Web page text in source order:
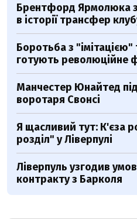
Брентфорд Ярмолюка
в історії трансфер
Боротьба з "імітацією"
готують революційне
Манчестер Юнайтед
воротаря Свонсі
Я щасливий тут: К'єза
розділ" у Ліверпулі
Ліверпуль узгодив
контракту з Барколя